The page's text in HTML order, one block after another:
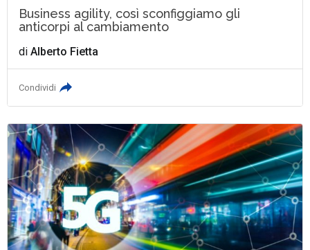
Business agility, così sconfiggiamo gli
anticorpi al cambiamento
diAlberto Fietta
Condividi